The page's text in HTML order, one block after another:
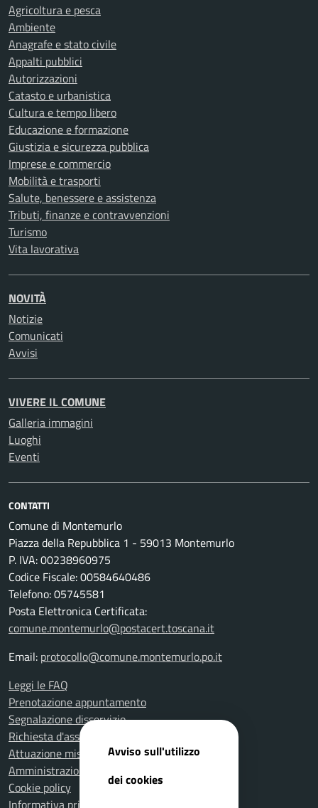
Agricoltura e pesca
Ambiente
Anagrafe e stato civile
Appalti pubblici
Autorizzazioni
Catasto e urbanistica
Cultura e tempo libero
Educazione e formazione
Giustizia e sicurezza pubblica
Imprese e commercio
Mobilità e trasporti
Salute, benessere e assistenza
Tributi, finanze e contravvenzioni
Turismo
Vita lavorativa
NOVITÀ
Notizie
Comunicati
Avvisi
VIVERE IL COMUNE
Galleria immagini
Luoghi
Eventi
CONTATTI
Comune di Montemurlo
Piazza della Repubblica 1 - 59013 Montemurlo
P. IVA: 00238960975
Codice Fiscale: 00584640486
Telefono: 05745581
Posta Elettronica Certificata:
comune.montemurlo@postacert.toscana.it
Email: protocollo@comune.montemurlo.po.it
Leggi le FAQ
Prenotazione appuntamento
Segnalazione disservizio
Richiesta d'assistenza
Attuazione misure PNRR
Amministrazione trasparente
Cookie policy
Informativa privacy
Avviso sull'utilizzo
dei cookies